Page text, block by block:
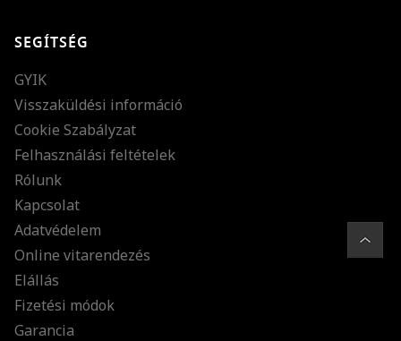
különleges ajánlatainkat és stílustippjeinket!
SEGÍTSÉG
GYIK
Visszaküldési információ
Cookie Szabályzat
Felhasználási feltételek
Rólunk
Kapcsolat
Adatvédelem
Online vitarendezés
Elállás
Fizetési módok
Garancia